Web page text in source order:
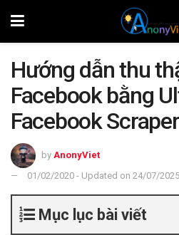
Hướng dẫn thu
Facebook bằng
Facebook Scraper
by AnonyViet
01/02/2020 - Updated on 24/07/2025
Mục lục bài viết